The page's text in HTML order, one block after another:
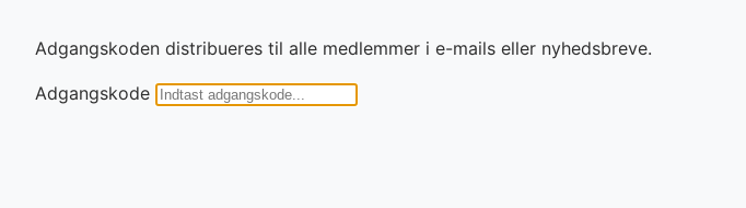
Adgangskoden distribueres til alle medlemmer i e-mails eller nyhedsbreve.
Adgangskode